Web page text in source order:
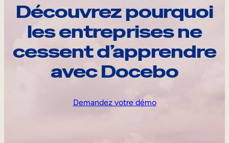
Découvrez pourquoi
les entreprises ne
cessent d’apprendre
avec Docebo
Demandez votre démo